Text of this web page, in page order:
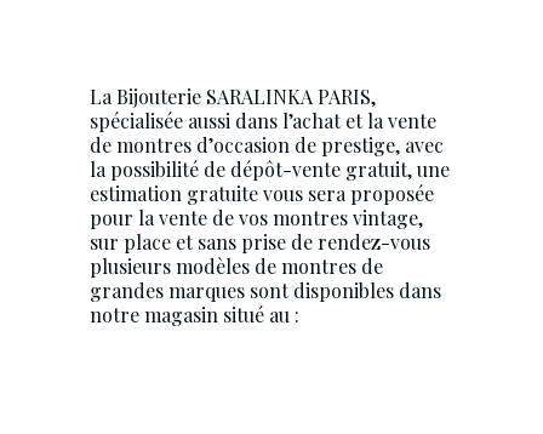
La Bijouterie SARALINKA PARIS,
spécialisée aussi dans l’achat et la vente
de montres d’occasion de prestige, avec
la possibilité de dépôt-vente gratuit, une
estimation gratuite vous sera proposée
pour la vente de vos montres vintage,
sur place et sans prise de rendez-vous
plusieurs modèles de montres de
grandes marques sont disponibles dans
notre magasin situé au :